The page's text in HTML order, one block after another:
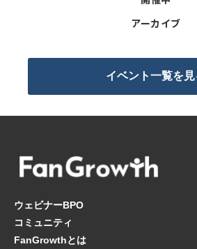
は、各社それぞれ宛て下記までご連
株式会社ベーシック：https://
エキサイト株式会社 カスタマーサ
ス委員長
アーカイブ
イベント一覧を見
ウェビナーBPO
コミュニティ
FanGrowthとは